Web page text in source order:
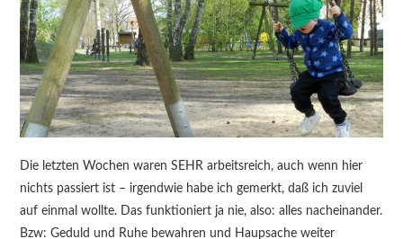
Die letzten Wochen waren SEHR arbeitsreich, auch wenn hier
nichts passiert ist – irgendwie habe ich gemerkt, daß ich zuviel
auf einmal wollte. Das funktioniert ja nie, also: alles nacheinander.
Bzw: Geduld und Ruhe bewahren und Haupsache weiter